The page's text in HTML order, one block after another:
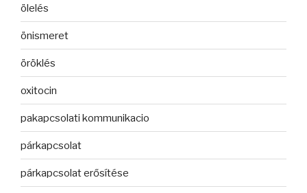
ölelés
önismeret
öröklés
oxitocin
pakapcsolati kommunikacio
párkapcsolat
párkapcsolat erősítése